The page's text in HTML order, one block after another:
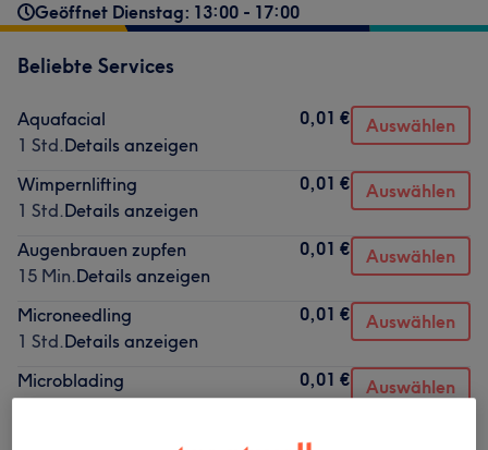
Geöffnet Dienstag: 13:00 - 17:00
Beliebte Services
Aquafacial
1 Std.Details anzeigen
0,01 € Auswählen
Wimpernlifting
1 Std.Details anzeigen
0,01 € Auswählen
Augenbrauen zupfen
15 Min.Details anzeigen
0,01 € Auswählen
Microneedling
1 Std.Details anzeigen
0,01 € Auswählen
Microblading
0,01 € Auswählen